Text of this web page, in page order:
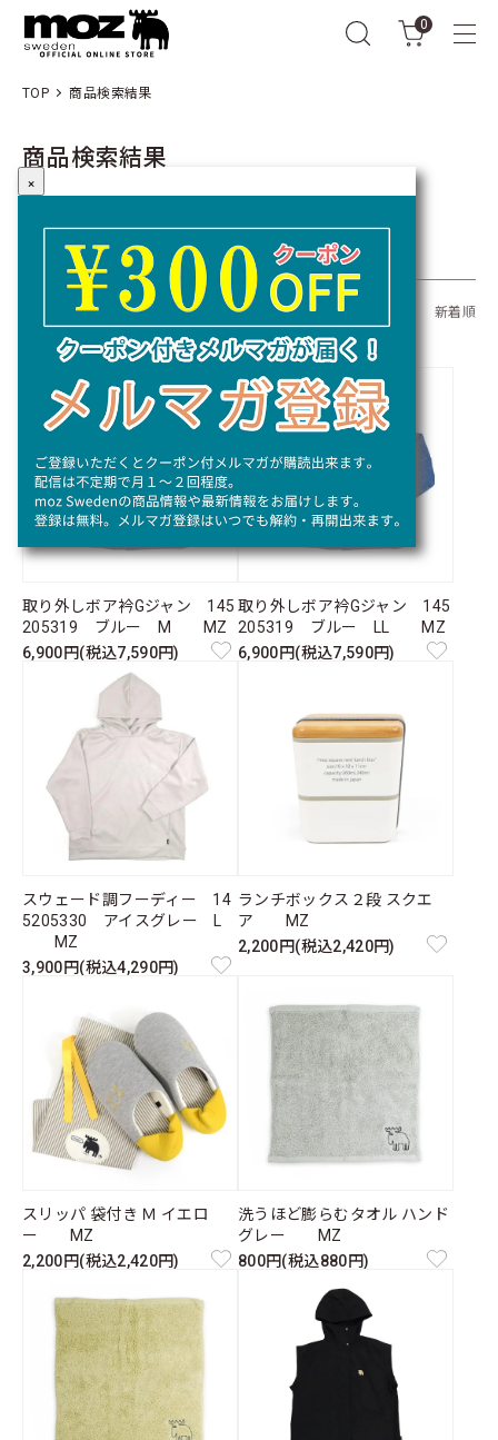
0
TOP 商品検索結果
商品検索結果
全309商品 おすすめ順 新着順
取り外しボア衿Gジャン 145
205319 ブルー M MZ
6,900円(税込7,590円)
取り外しボア衿Gジャン 145
205319 ブルー LL MZ
6,900円(税込7,590円)
スウェード調フーディー 14
5205330 アイスグレー L
MZ
3,900円(税込4,290円)
ランチボックス２段 スクエ
ア MZ
2,200円(税込2,420円)
スリッパ 袋付き Ｍ イエロ
ー MZ
2,200円(税込2,420円)
洗うほど膨らむタオル ハンド
グレー MZ
800円(税込880円)
×